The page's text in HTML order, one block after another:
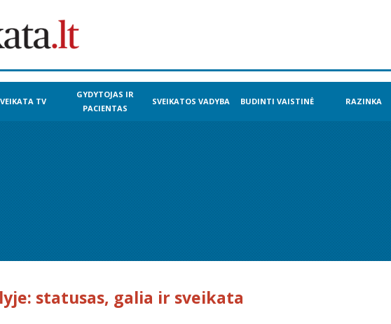
TV
GYDYTOJAS IR
PACIENTAS
SVEIKATOS VADYBA BUDINTI VAISTINĖ RAZINKA
statusas, galia ir sveikata